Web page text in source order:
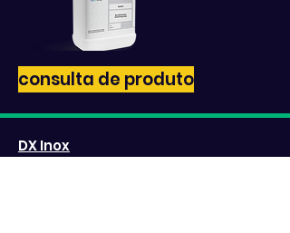
consulta de produto
DX Inox